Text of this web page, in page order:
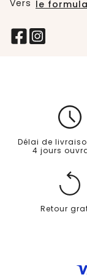
Vers le
Délai de
4 jours
Retour